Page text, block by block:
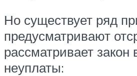
Но существует ряд
предусматривают
рассматривает закон
неуплаты: